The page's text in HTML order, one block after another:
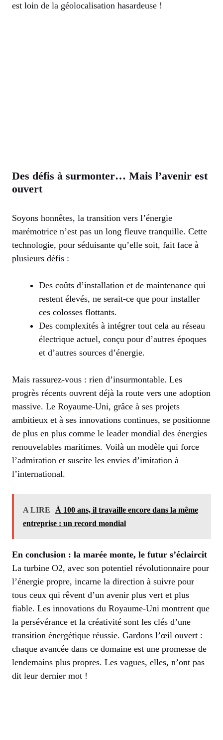
est loin de la géolocalisation hasardeuse !
Des défis à surmonter… Mais l’avenir est
ouvert
Soyons honnêtes, la transition vers l’énergie
marémotrice n’est pas un long fleuve tranquille. Cette
technologie, pour séduisante qu’elle soit, fait face à
plusieurs défis :
Des coûts d’installation et de maintenance qui
restent élevés, ne serait-ce que pour installer
ces colosses flottants.
Des complexités à intégrer tout cela au réseau
électrique actuel, conçu pour d’autres époques
et d’autres sources d’énergie.
Mais rassurez-vous : rien d’insurmontable. Les
progrès récents ouvrent déjà la route vers une adoption
massive. Le Royaume-Uni, grâce à ses projets
ambitieux et à ses innovations continues, se positionne
de plus en plus comme le leader mondial des énergies
renouvelables maritimes. Voilà un modèle qui force
l’admiration et suscite les envies d’imitation à
l’international.
A LIRE
À 100 ans, il travaille encore dans la même
entreprise : un record mondial
En conclusion : la marée monte, le futur s’éclaircit
La turbine O2, avec son potentiel révolutionnaire pour
l’énergie propre, incarne la direction à suivre pour
tous ceux qui rêvent d’un avenir plus vert et plus
fiable. Les innovations du Royaume-Uni montrent que
la persévérance et la créativité sont les clés d’une
transition énergétique réussie. Gardons l’œil ouvert :
chaque avancée dans ce domaine est une promesse de
lendemains plus propres. Les vagues, elles, n’ont pas
dit leur dernier mot !